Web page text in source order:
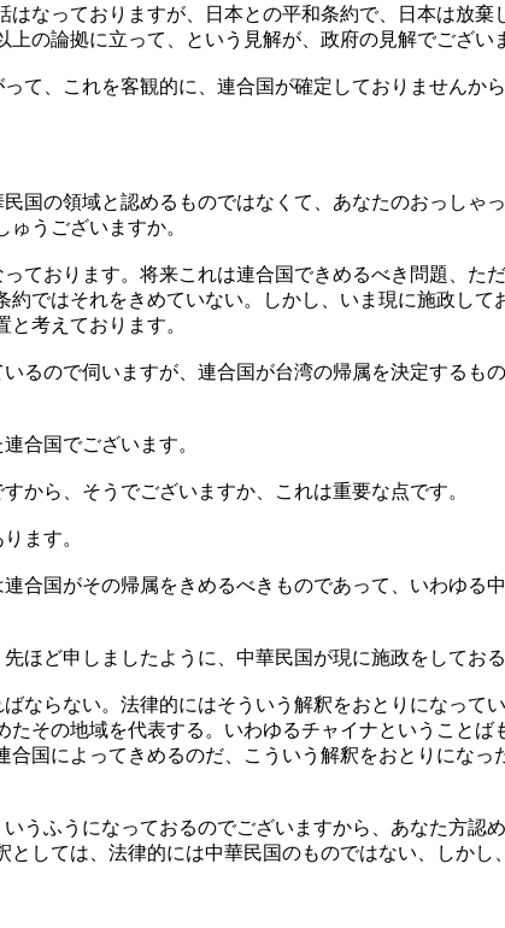
なっておりますが、日本との平和条約で、日本は放棄
の論拠に立って、という見解が、政府の見解でござ
、これを客観的に、連合国が確定しておりませんか
の領域と認めるものではなくて、あなたのおっしゃ
うございますか。
おります。将来これは連合国できめるべき問題、た
ではそれをきめていない。しかし、いま現に施政し
考えております。
ので伺いますが、連合国が台湾の帰属を決定するも
合国でございます。
ら、そうでございますか、これは重要な点です。
ます。
国がその帰属をきめるべきものであって、いわゆる
ど申しましたように、中華民国が現に施政をしてお
らない。法律的にはそういう解釈をおとりになって
の地域を代表する。いわゆるチャイナということば
国によってきめるのだ、こういう解釈をおとりにな
ふうになっておるのでございますから、あなた方認
しては、法律的には中華民国のものではない、しか